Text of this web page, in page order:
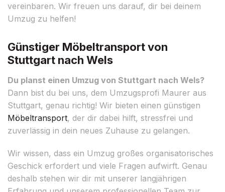
vereinbaren. Wir freuen uns darauf, dir bei deinem
Umzug zu helfen!
Günstiger Möbeltransport von
Stuttgart nach Wels
Du planst einen Umzug von Stuttgart nach Wels?
Dann bist du bei uns, dem Umzugsprofi Maurer aus
Stuttgart, genau richtig! Wir bieten einen günstigen
Möbeltransport, der dir dabei hilft, stressfrei und
zuverlässig in dein neues Zuhause zu gelangen.
Wir wissen, dass ein Umzug großes organisatorisches
Geschick erfordert und viele Fragen aufwirft. Genau
deshalb stehen wir dir mit unserer langjährigen